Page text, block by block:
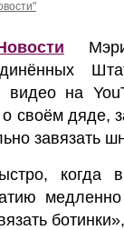
на
о своём дяде,
завязать
когда